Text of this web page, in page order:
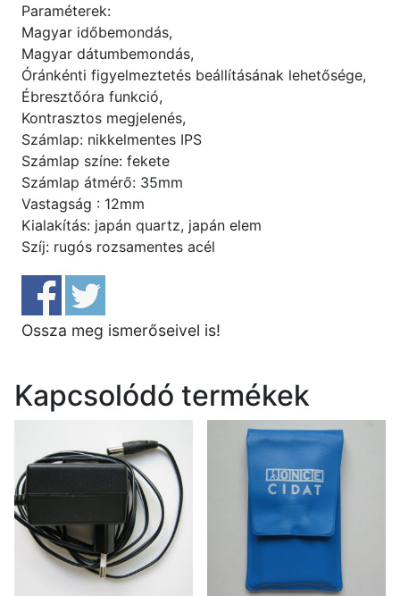
Paraméterek:
Magyar időbemondás,
Magyar dátumbemondás,
Óránkénti figyelmeztetés beállításának lehetősége,
Ébresztőóra funkció,
Kontrasztos megjelenés,
Számlap: nikkelmentes IPS
Számlap színe: fekete
Számlap átmérő: 35mm
Vastagság : 12mm
Kialakítás: japán quartz, japán elem
Szíj: rugós rozsamentes acél
Ossza meg ismerőseivel is!
Kapcsolódó termékek